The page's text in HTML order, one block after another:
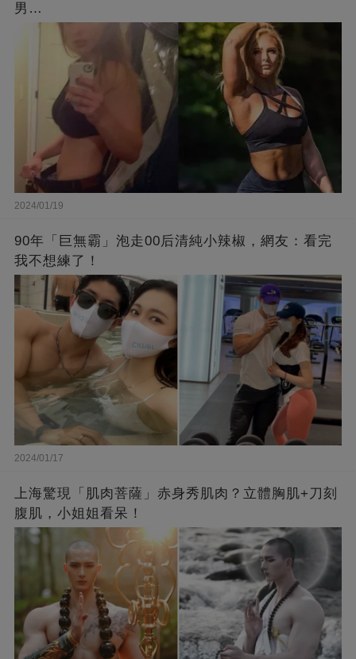
男…
2024/01/19
90年「巨無霸」泡走00后清純小辣椒，網友：看完
我不想練了！
2024/01/17
上海驚現「肌肉菩薩」赤身秀肌肉？立體胸肌+刀刻
腹肌，小姐姐看呆！